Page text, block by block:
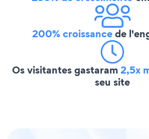
200% croissancede
Os visitantes gastaram2,5x
seu site